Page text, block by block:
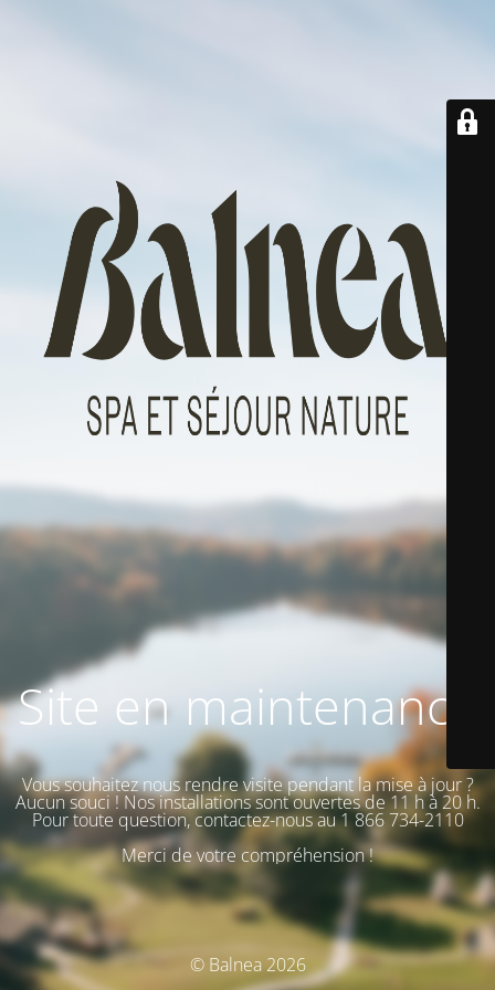
Site en maintenance
Vous souhaitez nous rendre visite pendant la mise à jour ?
Aucun souci ! Nos installations sont ouvertes de 11 h à 20 h.
Pour toute question, contactez-nous au 1 866 734-2110
Merci de votre compréhension !
© Balnea 2026